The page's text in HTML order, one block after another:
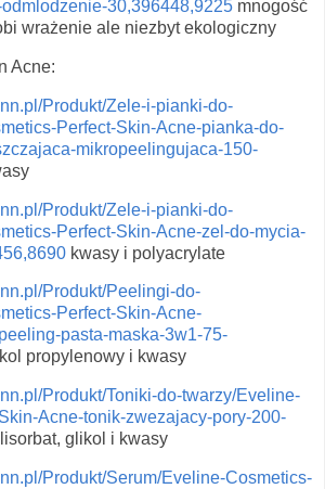
30,396448,9225 mnogość
wrażenie ale niezbyt ekologiczny
Acne:
Produkt/Zele-i-pianki-do-
Perfect-Skin-Acne-pianka-do-
mikropeelingujaca-150-
Produkt/Zele-i-pianki-do-
Perfect-Skin-Acne-zel-do-mycia-
kwasy i polyacrylate
Produkt/Peelingi-do-
Perfect-Skin-Acne-
pasta-maska-3w1-75-
propylenowy i kwasy
Produkt/Toniki-do-twarzy/Eveline-
Acne-tonik-zwezajacy-pory-200-
glikol i kwasy
Produkt/Serum/Eveline-Cosmetics-